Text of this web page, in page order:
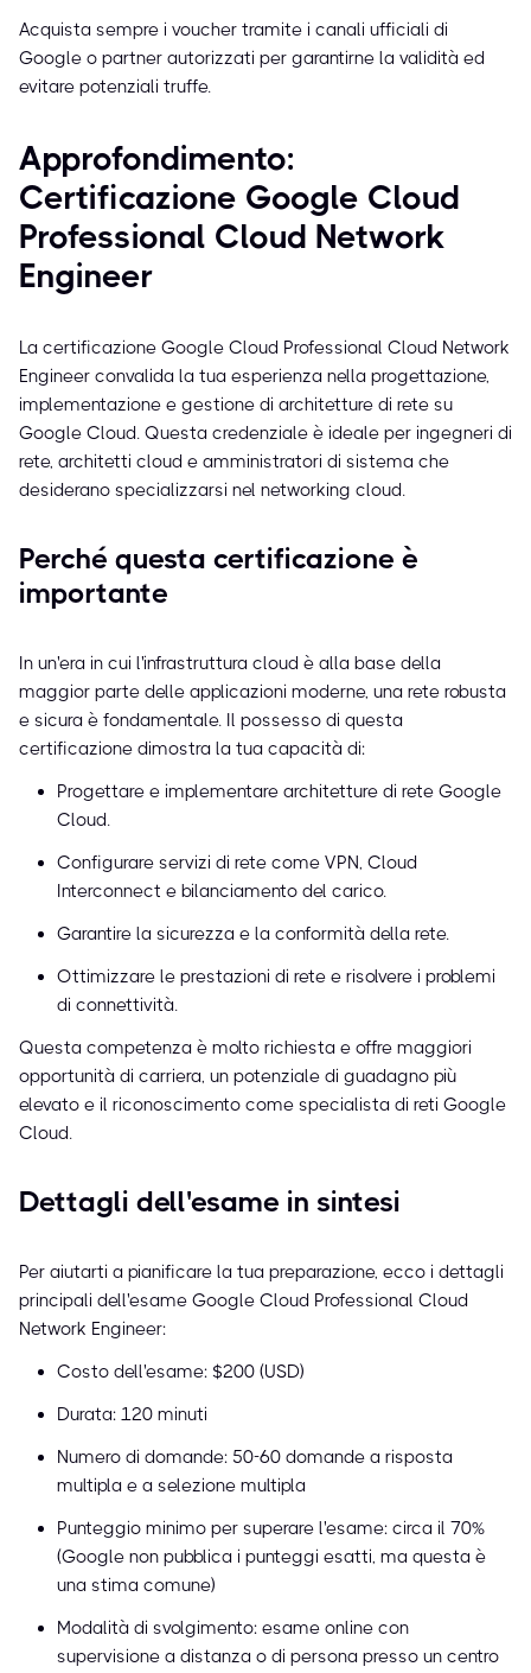
Acquista sempre i voucher tramite i canali ufficiali di
Google o partner autorizzati per garantirne la validità ed
evitare potenziali truffe.
Approfondimento:
Certificazione Google Cloud
Professional Cloud Network
Engineer
La certificazione Google Cloud Professional Cloud Network
Engineer convalida la tua esperienza nella progettazione,
implementazione e gestione di architetture di rete su
Google Cloud. Questa credenziale è ideale per ingegneri di
rete, architetti cloud e amministratori di sistema che
desiderano specializzarsi nel networking cloud.
Perché questa certificazione è
importante
In un'era in cui l'infrastruttura cloud è alla base della
maggior parte delle applicazioni moderne, una rete robusta
e sicura è fondamentale. Il possesso di questa
certificazione dimostra la tua capacità di:
Progettare e implementare architetture di rete Google
Cloud.
Configurare servizi di rete come VPN, Cloud
Interconnect e bilanciamento del carico.
Garantire la sicurezza e la conformità della rete.
Ottimizzare le prestazioni di rete e risolvere i problemi
di connettività.
Questa competenza è molto richiesta e offre maggiori
opportunità di carriera, un potenziale di guadagno più
elevato e il riconoscimento come specialista di reti Google
Cloud.
Dettagli dell'esame in sintesi
Per aiutarti a pianificare la tua preparazione, ecco i dettagli
principali dell'esame Google Cloud Professional Cloud
Network Engineer:
Costo dell'esame: $200 (USD)
Durata: 120 minuti
Numero di domande: 50-60 domande a risposta
multipla e a selezione multipla
Punteggio minimo per superare l'esame: circa il 70%
(Google non pubblica i punteggi esatti, ma questa è
una stima comune)
Modalità di svolgimento: esame online con
supervisione a distanza o di persona presso un centro